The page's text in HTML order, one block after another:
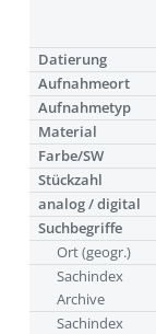
Datierung
Aufnahmeort
Aufnahmetyp
Material
Farbe/SW
Stückzahl
analog / digital
Suchbegriffe
Ort (geogr.)
Sachindex
Archive
Sachindex